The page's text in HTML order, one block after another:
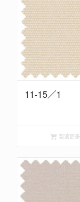
11-15／1
阅读更多